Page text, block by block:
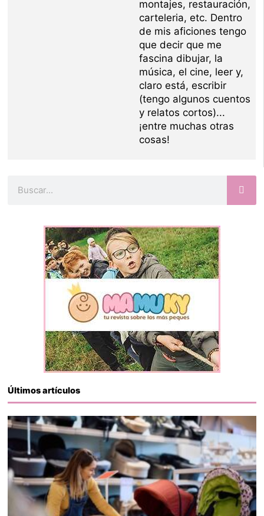
montajes, restauración,
carteleria, etc. Dentro
de mis aficiones tengo
que decir que me
fascina dibujar, la
música, el cine, leer y,
claro está, escribir
(tengo algunos cuentos
y relatos cortos)...
¡entre muchas otras
cosas!
Últimos artículos